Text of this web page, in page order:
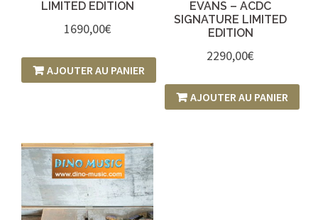
LIMITED EDITION
1690,00€
AJOUTER AU PANIER
EVANS – ACDC
SIGNATURE LIMITED
EDITION
2290,00€
AJOUTER AU PANIER